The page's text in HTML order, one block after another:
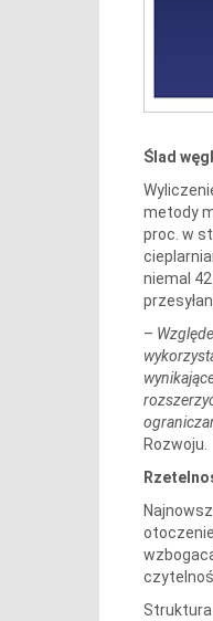
Ślad
metody
proc. w
niemal
–
Rozwoju.